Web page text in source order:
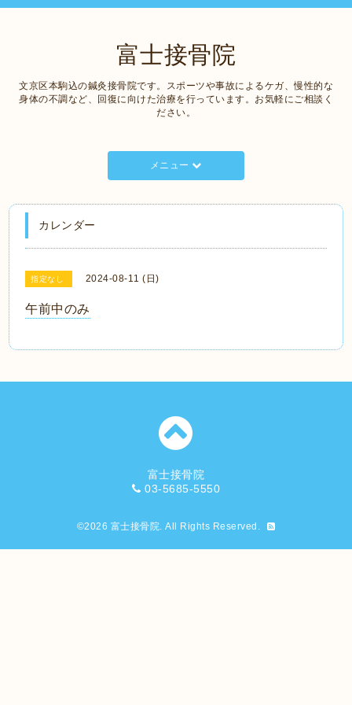
富士接骨院
文京区本駒込の鍼灸接骨院です。スポーツや事故によるケガ、慢性的な
身体の不調など、回復に向けた治療を行っています。お気軽にご相談く
ださい。
メニュー
カレンダー
指定なし 2024-08-11 (日)
午前中のみ
富士接骨院
03-5685-5550
©2026 富士接骨院. All Rights Reserved.